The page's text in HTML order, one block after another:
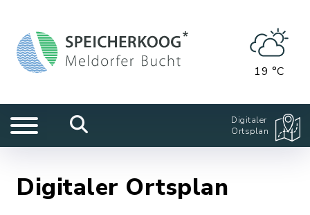
19 °C
Digitaler
Ortsplan
Digitaler Ortsplan